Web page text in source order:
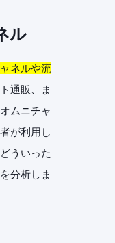
ル
ネルや流
通販、ま
ムニチャ
が利用し
ういった
分析しま